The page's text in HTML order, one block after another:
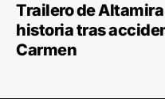
Trailero de
historia tras
Carmen